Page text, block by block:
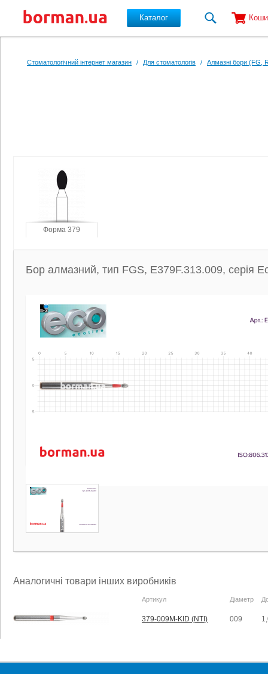
Каталог
Стоматологічний інтернет магазин / Для стоматологів / Алмазні бори (FG,
Форма 379
Бор алмазний, тип FGS, E379F.313.009, серія
Аналогичні товари інших виробників
Артикул Діаметр
379-009M-KID (NTI) 009